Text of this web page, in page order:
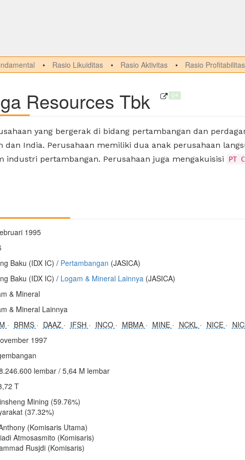
Rasio Likuiditas Rasio Aktivitas Rasio Profitabilitas
Resources Tbk Q4
yang bergerak di bidang pertambangan dan
dan India. Perusahaan memiliki dua anak perusahaan
industri pertambangan. Perusahaan juga mengakuisisi PT
1995
Baku (IDX IC) / Pertambangan (JASICA)
Baku (IDX IC) / Logam & Mineral Lainnya(JASICA)
& Mineral
& Mineral Lainnya
BRMS DAAZ IFSH INCO MBMA MINE NCKL NICE
1997
lembar / 5,64 M lembar
T
Mining (59.76%)
(37.32%)
(Komisaris Utama)
Atmosasmito (Komisaris)
Rusjdi (Komisaris)